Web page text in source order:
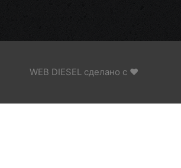
WEB DIESEL сделано с ❤